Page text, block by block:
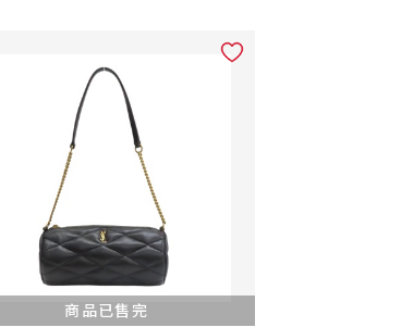
商品已售完